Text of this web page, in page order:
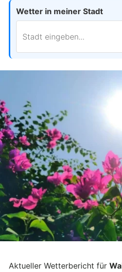
Wetter in meiner Stadt
Aktueller Wetterbericht für